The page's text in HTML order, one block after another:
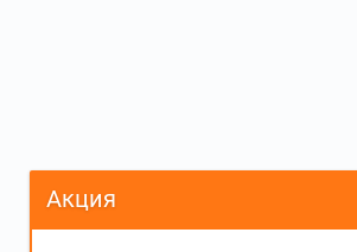
Акция